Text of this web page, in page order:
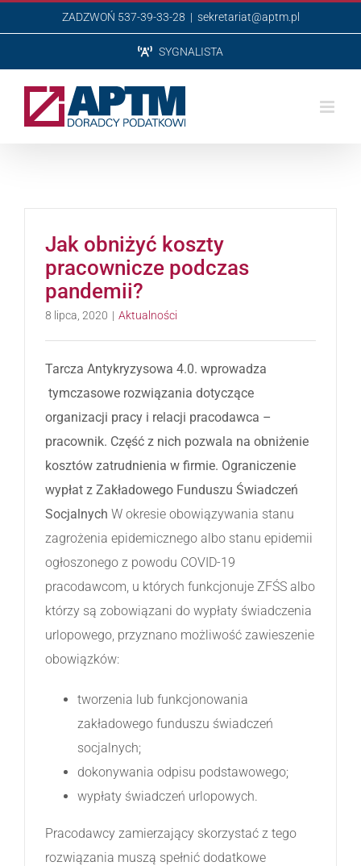
do
ZADZWOŃ 537-39-33-28 | sekretariat@aptm.pl
SYGNALISTA
Jak obniżyć koszty
pracownicze podczas
pandemii?
8 lipca, 2020 | Aktualności
Tarcza Antykryzysowa 4.0. wprowadza
tymczasowe rozwiązania dotyczące
organizacji pracy i relacji pracodawca –
pracownik. Część z nich pozwala na obniżenie
kosztów zatrudnienia w firmie. Ograniczenie
wypłat z Zakładowego Funduszu Świadczeń
Socjalnych W okresie obowiązywania stanu
zagrożenia epidemicznego albo stanu epidemii
ogłoszonego z powodu COVID-19
pracodawcom, u których funkcjonuje ZFŚS albo
którzy są zobowiązani do wypłaty świadczenia
urlopowego, przyznano możliwość zawieszenie
obowiązków:
tworzenia lub funkcjonowania
zakładowego funduszu świadczeń
socjalnych;
dokonywania odpisu podstawowego;
wypłaty świadczeń urlopowych.
Pracodawcy zamierzający skorzystać z tego
rozwiązania muszą spełnić dodatkowe